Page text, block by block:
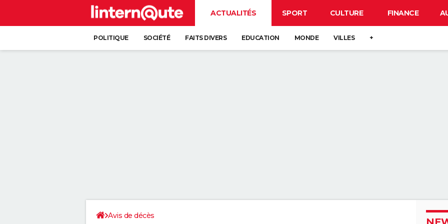
ACTUALITÉS SPORT CULTURE FINANCE
POLITIQUE SOCIÉTÉ FAITS DIVERS EDUCATION MONDE VILLES +
Avis de décès